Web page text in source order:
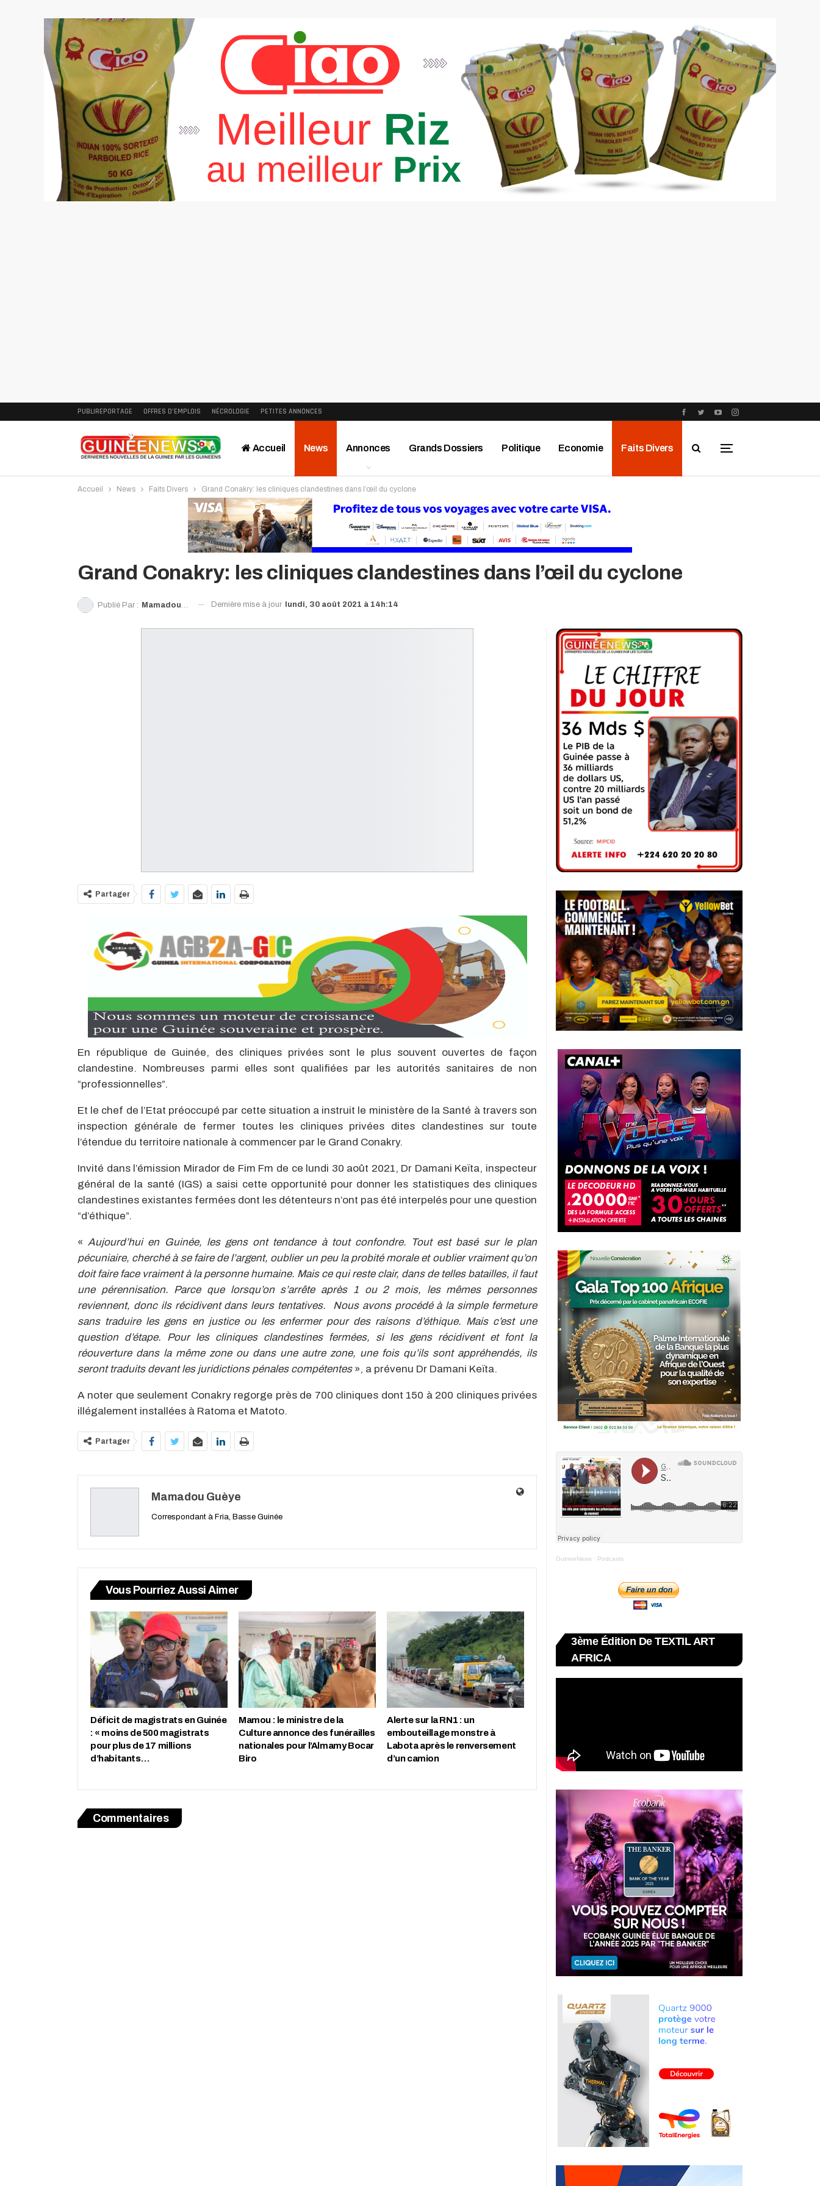
PUBLIREPORTAGE OFFRES D’EMPLOIS NÉCROLOGIE PETITES ANNONCES
Accueil News Annonces Grands Dossiers Politique Economie Faits Divers
Interviews Publireportage Région
Accueil News Faits Divers Grand Conakry: les cliniques clandestines dans l’œil du cyclone
Grand Conakry: les cliniques clandestines dans l’œil du cyclone
Publié Par : Mamadou Guèye Dernière mise à jour lundi, 30 août 2021 à 14h:14
Partager
En république de Guinée, des cliniques privées sont le plus souvent ouvertes de façon
clandestine. Nombreuses parmi elles sont qualifiées par les autorités sanitaires de non
“professionnelles”.
Et le chef de l’Etat préoccupé par cette situation a instruit le ministère de la Santé à travers son
inspection générale de fermer toutes les cliniques privées dites clandestines sur toute
l’étendue du territoire nationale à commencer par le Grand Conakry.
Invité dans l’émission Mirador de Fim Fm de ce lundi 30 août 2021, Dr Damani Keïta, inspecteur
général de la santé (IGS) a saisi cette opportunité pour donner les statistiques des cliniques
clandestines existantes fermées dont les détenteurs n’ont pas été interpelés pour une question
“d’éthique”.
« Aujourd’hui en Guinée, les gens ont tendance à tout confondre. Tout est basé sur le plan
pécuniaire, cherché à se faire de l’argent, oublier un peu la probité morale et oublier vraiment qu’on
doit faire face vraiment à la personne humaine. Mais ce qui reste clair, dans de telles batailles, il faut
une pérennisation. Parce que lorsqu’on s’arrête après 1 ou 2 mois, les mêmes personnes
reviennent, donc ils récidivent dans leurs tentatives. Nous avons procédé à la simple fermeture
sans traduire les gens en justice ou les enfermer pour des raisons d’éthique. Mais c’est une
question d’étape. Pour les cliniques clandestines fermées, si les gens récidivent et font la
réouverture dans la même zone ou dans une autre zone, une fois qu’ils sont appréhendés, ils
seront traduits devant les juridictions pénales compétentes», a prévenu Dr Damani Keïta.
A noter que seulement Conakry regorge près de 700 cliniques dont 150 à 200 cliniques privées
illégalement installées à Ratoma et Matoto.
Partager
Mamadou Guèye
Correspondant à Fria, Basse Guinée
Vous Pourriez Aussi Aimer
Déficit de magistrats en Guinée
: « moins de 500 magistrats
pour plus de 17 millions
d’habitants…
Mamou : le ministre de la
Culture annonce des funérailles
nationales pour l’Almamy Bocar
Biro
Alerte sur la RN1 : un
embouteillage monstre à
Labota après le renversement
d’un camion
Commentaires
GuineeNews · Podcasts
3ème Édition De TEXTIL ART
AFRICA